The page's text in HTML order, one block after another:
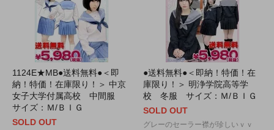
1124E★MB●送料無料●＜即
納！特価！在庫限り！＞ 中京
女子大学付属高校 中間服
サイズ：Ｍ/ＢＩＧ
SOLD OUT
●送料無料●＜即納！特価！在
庫限り！＞ 明浄学院高等学
校 冬服 サイズ：Ｍ/ＢＩＧ
SOLD OUT
グレーのセーラー襟が珍しいｖｖ